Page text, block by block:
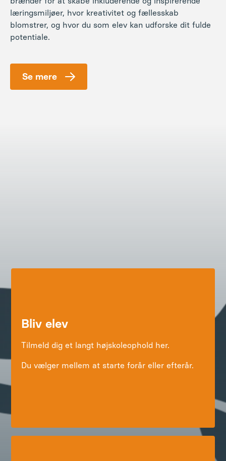
læringsmiljøer, hvor kreativitet og fællesskab
blomstrer, og hvor du som elev kan udforske dit fulde
potentiale.
Se mere
Bliv elev
Tilmeld dig et langt højskoleophold her.
Du vælger mellem at starte forår eller efterår.